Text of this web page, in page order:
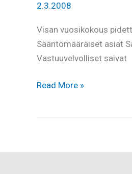
2.3.2008
Visan vuosikokous
Sääntömääräiset asiat
Vastuuvelvolliset saivat
Vuosikokouksen
Read More »